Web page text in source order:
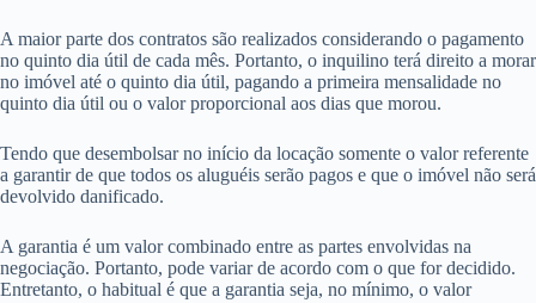
A maior parte dos contratos são realizados considerando o pagamento
no quinto dia útil de cada mês. Portanto, o inquilino terá direito a morar
no imóvel até o quinto dia útil, pagando a primeira mensalidade no
quinto dia útil ou o valor proporcional aos dias que morou.
Tendo que desembolsar no início da locação somente o valor referente
a garantir de que todos os aluguéis serão pagos e que o imóvel não será
devolvido danificado.
A garantia é um valor combinado entre as partes envolvidas na
negociação. Portanto, pode variar de acordo com o que for decidido.
Entretanto, o habitual é que a garantia seja, no mínimo, o valor